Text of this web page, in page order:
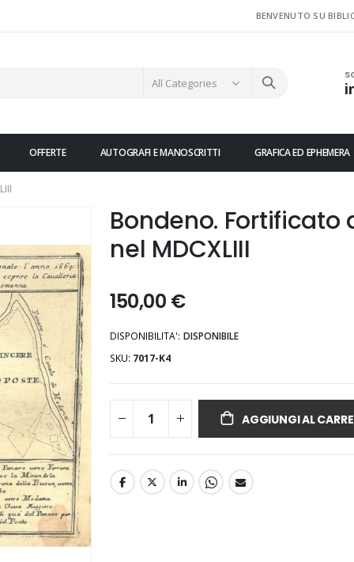
BENVENUTO SU
OFFERTE AUTOGRAFI E MANOSCRITTI GRAFICA ED EPHEMERA
Bondeno.
nel MDCXLIII
150,00 €
DISPONIBILITA': DISPONIBILE
SKU 7017-K4
AGGIUNGI AL